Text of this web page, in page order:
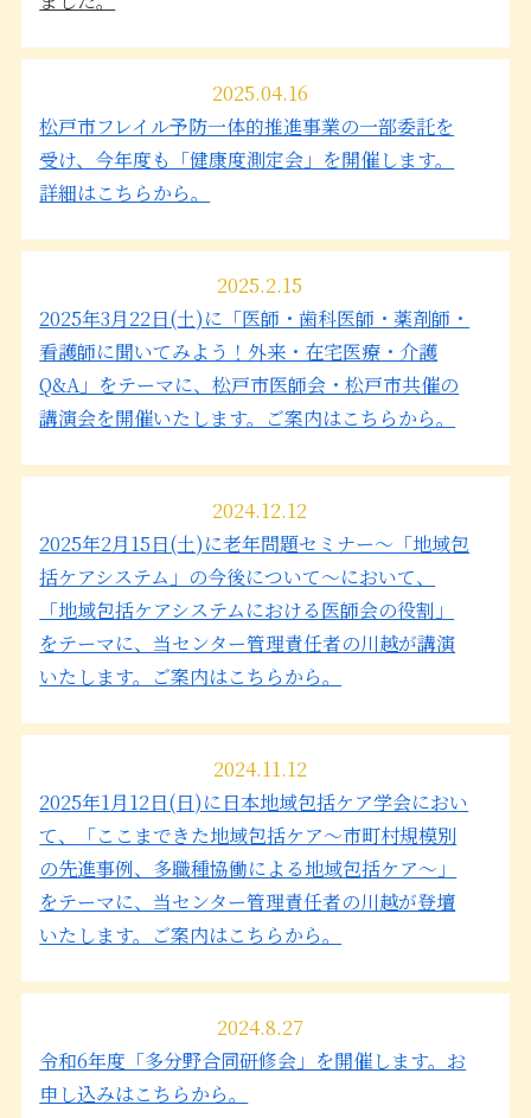
2025.04.16
松戸市フレイル予防一体的推進事業の一部委託を
受け、今年度も「健康度測定会」を開催します。
詳細はこちらから。
2025.2.15
2025年3月22日(土)に「医師・歯科医師・薬剤師・
看護師に聞いてみよう！外来・在宅医療・介護
Q&A」をテーマに、松戸市医師会・松戸市共催の
講演会を開催いたします。ご案内はこちらから。
2024.12.12
2025年2月15日(土)に老年問題セミナー～「地域包
括ケアシステム」の今後について～において、
「地域包括ケアシステムにおける医師会の役割」
をテーマに、当センター管理責任者の川越が講演
いたします。ご案内はこちらから。
2024.11.12
2025年1月12日(日)に日本地域包括ケア学会におい
て、「ここまできた地域包括ケア～市町村規模別
の先進事例、多職種協働による地域包括ケア～」
をテーマに、当センター管理責任者の川越が登壇
いたします。ご案内はこちらから。
2024.8.27
令和6年度「多分野合同研修会」を開催します。お
申し込みはこちらから。